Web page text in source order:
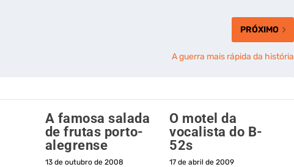
PRÓXIMO
A guerra mais rápida da história
A famosa salada
de frutas porto-
alegrense
13 de outubro de 2008
O motel da
vocalista do B-
52s
17 de abril de 2009